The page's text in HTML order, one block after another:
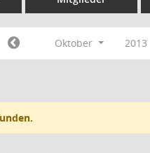
Oktober 2013